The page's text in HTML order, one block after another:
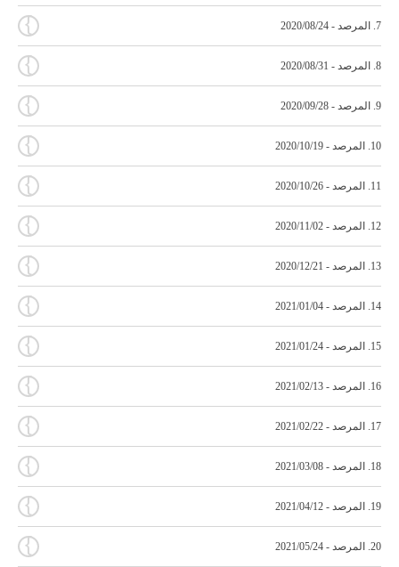
7. المرصد - 2020/08/24 {
8. المرصد - 2020/08/31 {
9. المرصد - 2020/09/28 {
10. المرصد - 2020/10/19 {
11. المرصد - 2020/10/26 {
12. المرصد - 2020/11/02 {
13. المرصد - 2020/12/21 {
14. المرصد - 2021/01/04 {
15. المرصد - 2021/01/24 {
16. المرصد - 2021/02/13 {
17. المرصد - 2021/02/22 {
18. المرصد - 2021/03/08 {
19. المرصد - 2021/04/12 {
20. المرصد - 2021/05/24 {